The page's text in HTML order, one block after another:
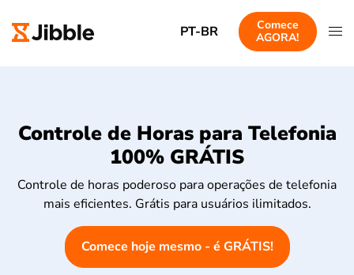
PT-BR
Comece
AGORA!
Controle de Horas para Telefonia
100% GRÁTIS
Controle de horas poderoso para operações de telefonia
mais eficientes. Grátis para usuários ilimitados.
Comece hoje mesmo - é GRÁTIS!